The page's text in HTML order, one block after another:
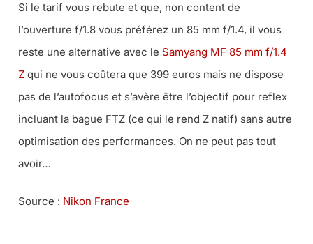
Si le tarif vous rebute et que, non content de
l’ouverture f/1.8 vous préférez un 85 mm f/1.4, il vous
reste une alternative avec le Samyang MF 85 mm f/1.4
Z qui ne vous coûtera que 399 euros mais ne dispose
pas de l’autofocus et s’avère être l’objectif pour reflex
incluant la bague FTZ (ce qui le rend Z natif) sans autre
optimisation des performances. On ne peut pas tout
avoir…
Source : Nikon France